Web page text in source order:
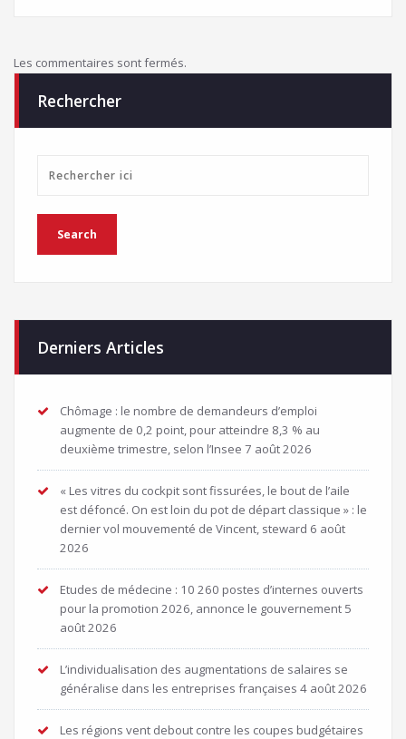
Les commentaires sont fermés.
Rechercher
Derniers Articles
Chômage : le nombre de demandeurs d’emploi
augmente de 0,2 point, pour atteindre 8,3 % au
deuxième trimestre, selon l’Insee 7 août 2026
« Les vitres du cockpit sont fissurées, le bout de l’aile
est défoncé. On est loin du pot de départ classique » : le
dernier vol mouvementé de Vincent, steward 6 août
2026
Etudes de médecine : 10 260 postes d’internes ouverts
pour la promotion 2026, annonce le gouvernement 5
août 2026
L’individualisation des augmentations de salaires se
généralise dans les entreprises françaises 4 août 2026
Les régions vent debout contre les coupes budgétaires